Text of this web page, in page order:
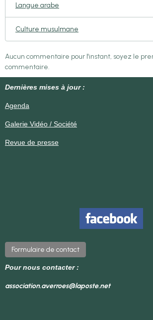
Langue arabe
Culture musulmane
Aucun commentaire pour l'instant, soyez le
commentaire.
Dernières mises à jour :
Agenda
Galerie Vidéo / Société
Revue de presse
Formulaire de contact
Pour nous contacter :
association.averroes@laposte.net